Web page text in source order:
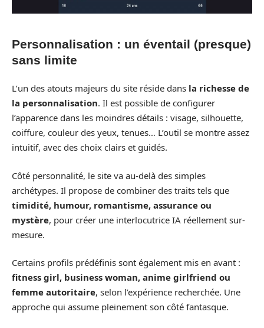
Personnalisation : un éventail (presque)
sans limite
L’un des atouts majeurs du site réside dans la richesse de
la personnalisation. Il est possible de configurer
l’apparence dans les moindres détails : visage, silhouette,
coiffure, couleur des yeux, tenues… L’outil se montre assez
intuitif, avec des choix clairs et guidés.
Côté personnalité, le site va au-delà des simples
archétypes. Il propose de combiner des traits tels que
timidité, humour, romantisme, assurance ou
mystère, pour créer une interlocutrice IA réellement sur-
mesure.
Certains profils prédéfinis sont également mis en avant :
fitness girl, business woman, anime girlfriend ou
femme autoritaire, selon l’expérience recherchée. Une
approche qui assume pleinement son côté fantasque.